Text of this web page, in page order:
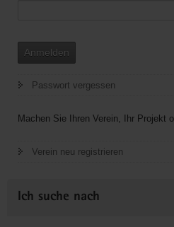
Anmelden
Passwort vergessen
Machen Sie Ihren Verein, Ihr Projekt
Verein neu registrieren
Ich suche nach